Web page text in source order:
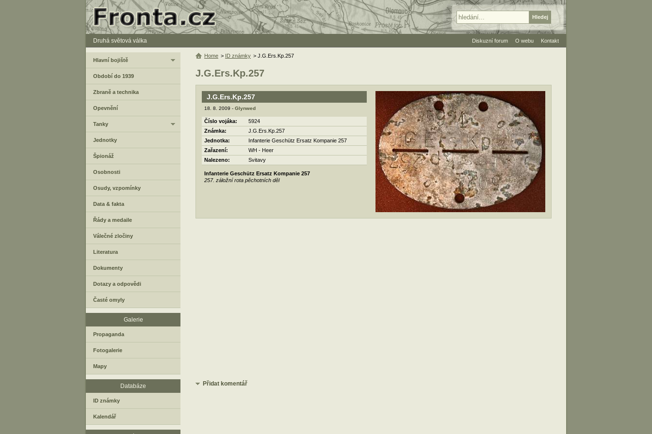
Druhá světová válka
J.G.Ers.Kp.257
J.G.Ers.Kp.257
18. 8. 2009 - Glynwed
Číslo vojáka:
5924
Známka:
J.G.Ers.Kp.257
Jednotka:
Infanterie Geschütz Ersatz Kompanie 257
Zařazení:
WH - Heer
Nalezeno:
Svitavy
Infanterie Geschütz Ersatz Kompanie 257
257. záložní rota pěchotních děl
Home > ID známky > J.G.Ers.Kp.257
Přidat komentář
Hlavní bojiště
Období do 1939
Zbraně a technika
Opevnění
Tanky
Jednotky
Špionáž
Osobnosti
Osudy, vzpomínky
Data & fakta
Řády a medaile
Válečné zločiny
Literatura
Dokumenty
Dotazy a odpovědi
Časté omyly
Galerie
Propaganda
Fotogalerie
Mapy
Databáze
ID známky
Kalendář
Diskuzní forum O webu Kontakt